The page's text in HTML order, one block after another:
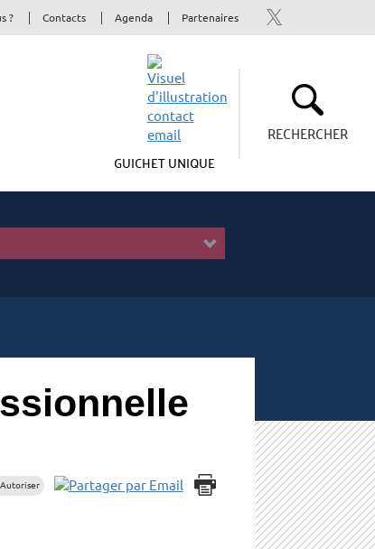
? Contacts Agenda Partenaires
GUICHET UNIQUE
RECHERCHER
Autoriser